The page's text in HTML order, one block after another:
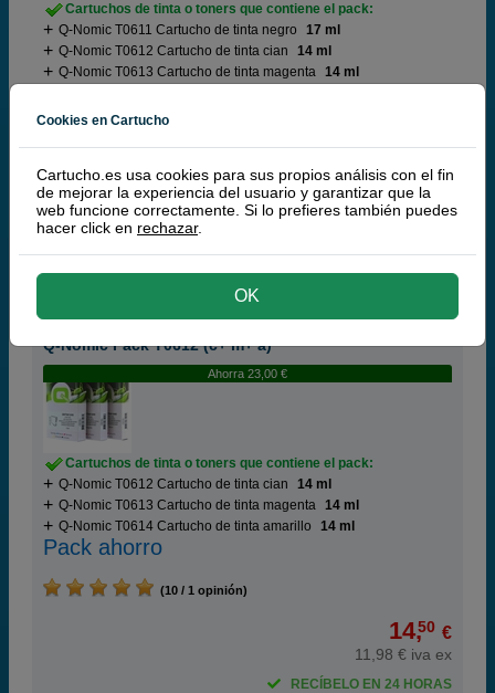
Cartuchos de tinta o toners que contiene el pack:
Q-Nomic T0611 Cartucho de tinta negro
17 ml
Q-Nomic T0612 Cartucho de tinta cian
14 ml
Q-Nomic T0613 Cartucho de tinta magenta 14 ml
Pack ahorro
19,50
16,12 € iva ex
RECÍBELO EN 24 HORAS
Q-Nomic Pack T0612 (c+ m+ a)
Ahorra 23,00 €
Cartuchos de tinta o toners que contiene el pack:
Q-Nomic T0612 Cartucho de tinta cian
14 ml
Q-Nomic T0613 Cartucho de tinta magenta 14 ml
Q-Nomic T0614 Cartucho de tinta amarillo
14 ml
Pack ahorro
(10 / 1 opinión)
14,50 €
11,98 € iva ex
RECÍBELO EN 24 HORAS
Cookies en Cartucho
Cartucho.es usa cookies para sus propios análisis con el fin
de mejorar la experiencia del usuario y garantizar que la
web funcione correctamente. Si lo prefieres también puedes
hacer click en rechazar.
OK